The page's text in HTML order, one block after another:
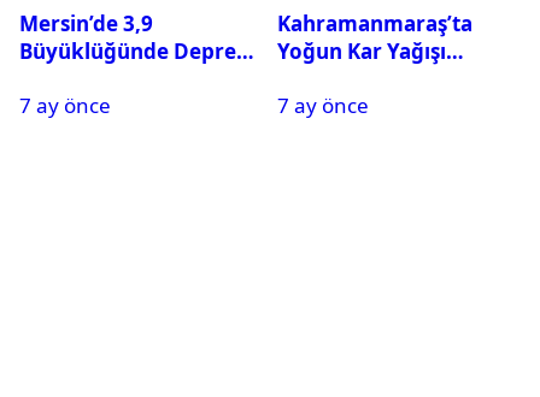
Mersin’de 3,9
Büyüklüğünde Deprem
7 ay önce
Kahramanmaraş’ta
Yoğun Kar Yağışı
Tatil
7 ay önce